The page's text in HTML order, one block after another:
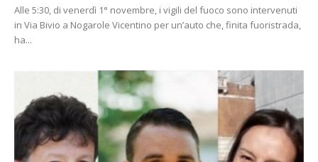
Alle 5:30, di venerdì 1° novembre, i vigili del fuoco sono intervenuti
in Via Bivio a Nogarole Vicentino per un’auto che, finita fuoristrada,
ha...